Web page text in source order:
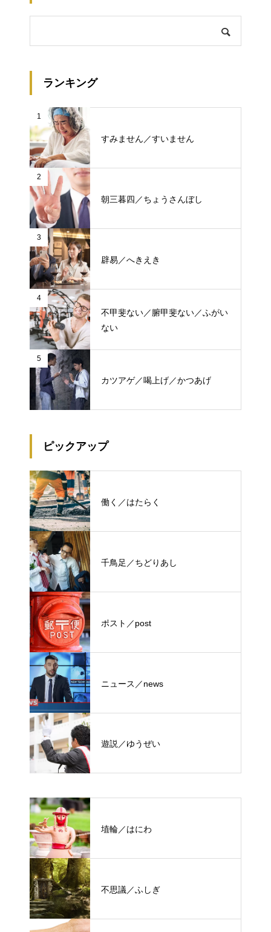
ランキング
1
すみません／すいません
2
朝三暮四／ちょうさんぼし
3
辟易／へきえき
4
不甲斐ない／腑甲斐ない／ふがい
ない
5
カツアゲ／喝上げ／かつあげ
ピックアップ
働く／はたらく
千鳥足／ちどりあし
ポスト／post
ニュース／news
遊説／ゆうぜい
埴輪／はにわ
不思議／ふしぎ